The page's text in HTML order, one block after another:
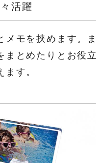
活躍
メモを挟めます。
まとめたりとお役
す。